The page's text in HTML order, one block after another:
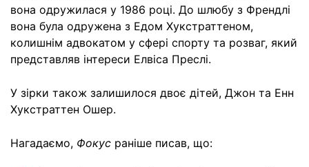
вона одружилася у 1986 році. До шлюбу з Френдлі
вона була одружена з Едом Хукстраттеном,
колишнім адвокатом у сфері спорту та розваг, який
представляв інтереси Елвіса Преслі.
У зірки також залишилося двоє дітей, Джон та Енн
Хукстраттен Ошер.
Нагадаємо, Фокус раніше писав, що: